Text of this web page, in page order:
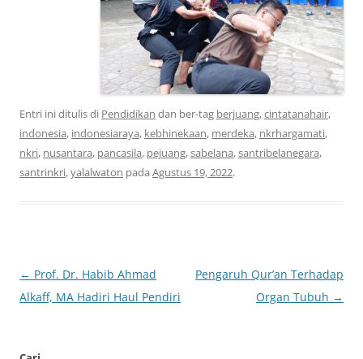
Entri ini ditulis di Pendidikan dan ber-tag berjuang,cintatanahair,
indonesia, indonesiaraya, kebhinekaan, merdeka, nkrhargamati,
nkri, nusantara, pancasila, pejuang,sabelana,santribelanegara,
santrinkri,yalalwaton pada Agustus 19, 2022.
Navigasi
Tulisan
← Prof. Dr. Habib Ahmad
Alkaff, MA Hadiri Haul Pendiri
Pengaruh Qur’an Terhadap
Organ Tubuh →